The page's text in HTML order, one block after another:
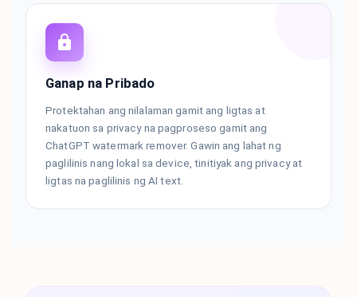
Ganap na Pribado
Protektahan ang nilalaman gamit ang ligtas at
nakatuon sa privacy na pagproseso gamit ang
ChatGPT watermark remover. Gawin ang lahat ng
paglilinis nang lokal sa device, tinitiyak ang privacy at
ligtas na paglilinis ng AI text.